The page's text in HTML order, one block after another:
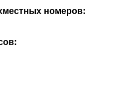
номеров: